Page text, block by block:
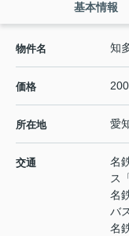
基本情報
物件名 知
価格
所在地 愛
交通 名
ス
名
バ
名